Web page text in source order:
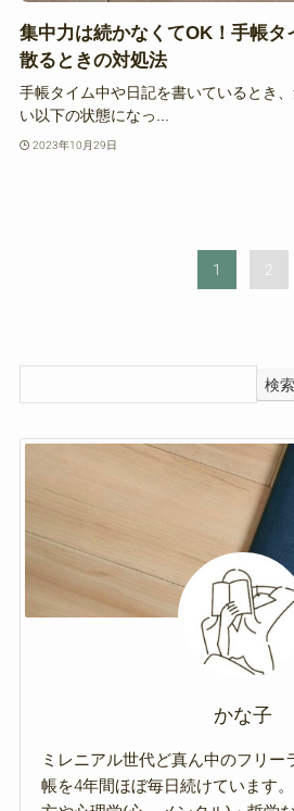
集中力は続かなくてOK！手帳タ
散るときの対処法
手帳タイム中や日記を書いているとき
い以下の状態になっ...
2023年10月29日
1 2
検索
かな子
ミレニアル世代ど真ん中のフリー
帳を4年間ほぼ毎日続けています